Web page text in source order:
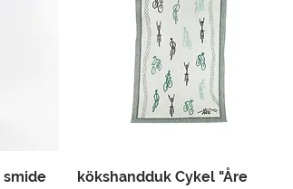
smide
Snabbvisning
kökshandduk Cykel "Åre